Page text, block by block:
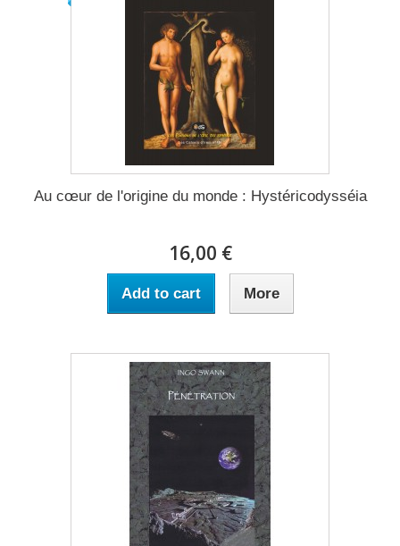
Au cœur de l'origine du monde : Hystéricodysséia
16,00 €
Add to cart More